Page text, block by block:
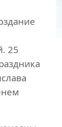
25